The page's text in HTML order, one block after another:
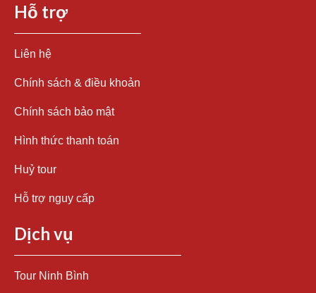
Hỗ trợ
Liên hệ
Chính sách & điều khoản
Chính sách bảo mật
Hình thức thanh toán
Huỷ tour
Hỗ trợ nguy cấp
Dịch vụ
Tour Ninh Bình